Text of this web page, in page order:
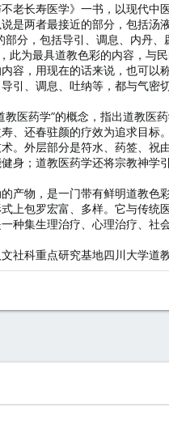
老长寿医学》一书，以现代
是两者最接近的部分，包括汤
部分，包括导引、调息、内丹
此为最具道教色彩的内容，
容，用现在的话来说，也可以
引、调息、吐纳等，都与气密
教医药学”的概念，指出道教
、还春驻颜的疗效为追求目
。外层部分是符水、药签、
身；道教医药学还将宗教神学
产物，是一门带有鲜明道教
上包罗宏富、多样。它与传
种集生理治疗、心理治疗、社
社科重点研究基地四川大学道